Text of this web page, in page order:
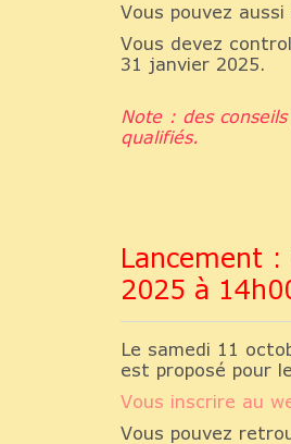
Vous pouvez
Vous devez
31 janvier 2025.
Note : des
qualifiés.
Lancement :
2025 à
Le samedi 11
est proposé pour
Vous inscrire au
Vous pouvez